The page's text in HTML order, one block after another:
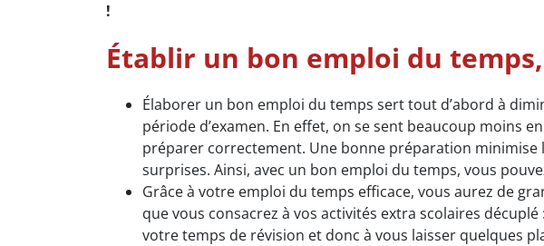
!
Établir un bon emploi du
Élaborer un bon emploi du temps sert tout d’abord à
période d’examen. En effet, on se sent beaucoup moins
préparer correctement. Une bonne préparation minimise
surprises. Ainsi, avec un bon emploi du temps, vous
Grâce à votre emploi du temps efficace, vous aurez de
que vous consacrez à vos activités extra scolaires
votre temps de révision et donc à vous laisser quelques